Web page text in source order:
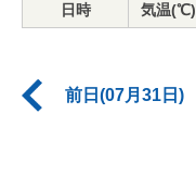
日時 気温(℃)
前日(07月31日)